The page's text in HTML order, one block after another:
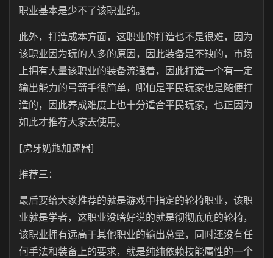
职业基本是少不了该职业的。
此外，打造成本方面，这职业的打造也不是很难，因为
该职业因为玩的人多的原因，因此装备是不缺的，市场
上拥有大量该职业的装备流通着，因此打造一个有一定
输出能力的弓箭手很简单，哪怕是平民玩家也是随便打
造的，因此养成难度上也十分适合平民玩家，也正因为
如此才推荐大家去使用。
[虎牙奶瓶加速器]
推荐三：
最后要给大家推荐的就是游戏中指定的轮椅职业，该职
业就是学者，这职业没啥好说的就是彻彻底底的轮椅，
该职业拥有远高于其他职业的输出总量，同时还没有任
何手法和装备上的要求，就是纯纯依赖技能属性的一个